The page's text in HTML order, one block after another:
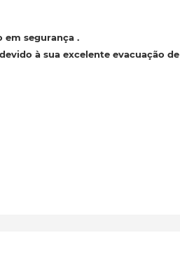
em segurança .
à sua excelente evacuação de